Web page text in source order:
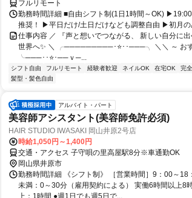
フルリモート
勤務時間詳細 ■自由シフト制(1日1時間～OK)
推奨！ ▶平日だけ/土日だけなども調整自由 ▶初月
仕事内容 ／ 『声と想いでつながる、 新しい自分に
世界へ✨ ＼ ╭─────────･⭐･･───╮ ＼＼ ～ おす
╰───･･⭐･──ｖ─...
シフト自由 フルリモート 経験者歓迎 ネイルOK 在宅OK 完
髪型・髪色自由
アルバイト・パート
美容師アシスタント(美容師免許必須)
HAIR STUDIO IWASAKI 岡山井原2号店
時給1,050円～1,400円
交通・アクセス 子守唄の里高屋駅8分※車通勤OK
岡山県井原市
勤務時間詳細 《シフト制》 ［営業時間］9：00～18
未満：0～30分（雇用契約による） 実働6時間以上8
上：1時間 ●週1日でも週5日で...